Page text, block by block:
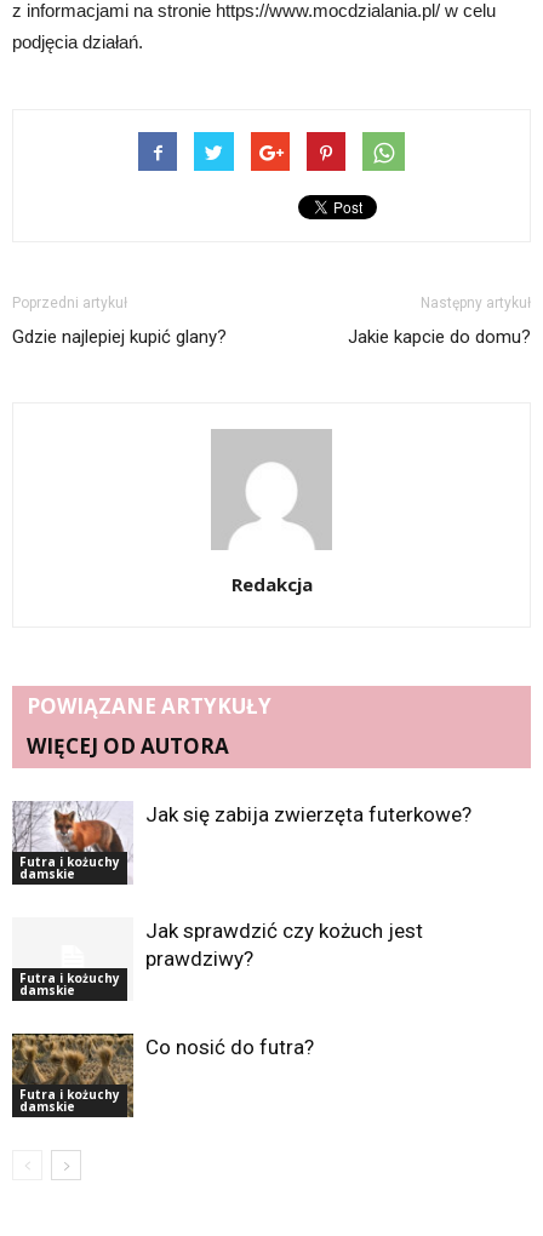
z informacjami na stronie https://www.mocdzialania.pl/ w celu
podjęcia działań.
Poprzedni artykuł
Gdzie najlepiej kupić glany?
Następny artykuł
Jakie kapcie do domu?
Redakcja
POWIĄZANE ARTYKUŁY
WIĘCEJ OD AUTORA
Futra i kożuchy
damskie
Jak się zabija zwierzęta futerkowe?
Futra i kożuchy
damskie
Jak sprawdzić czy kożuch jest
prawdziwy?
Futra i kożuchy
damskie
Co nosić do futra?